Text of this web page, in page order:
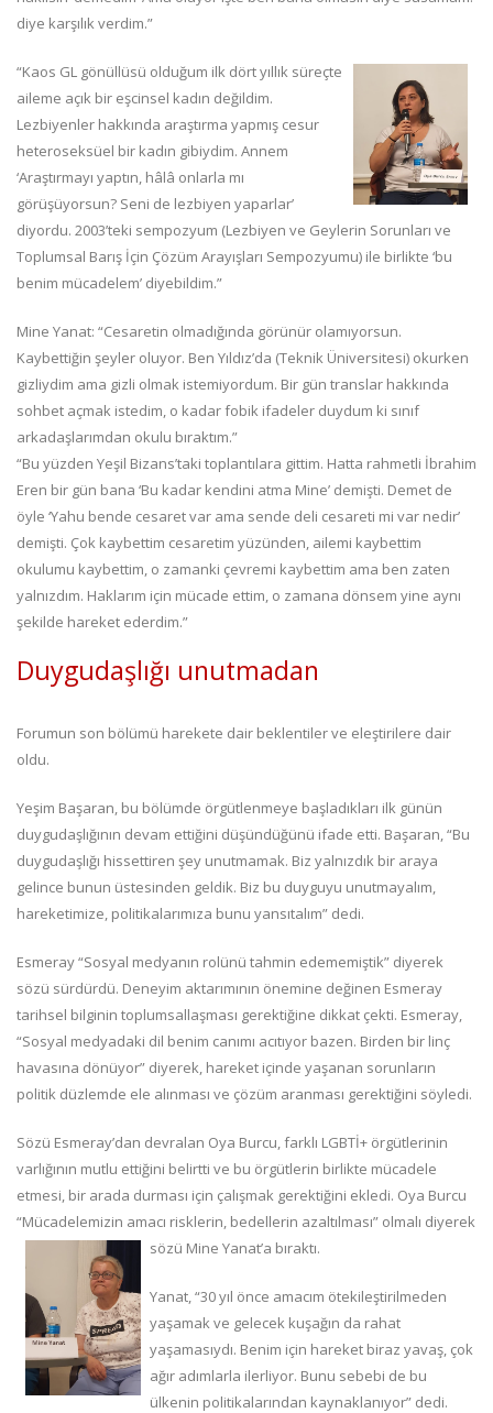
diye karşılık verdim.”
“Kaos GL gönüllüsü olduğum ilk dört yıllık süreçte
aileme açık bir eşcinsel kadın değildim.
Lezbiyenler hakkında araştırma yapmış cesur
heteroseksüel bir kadın gibiydim. Annem
‘Araştırmayı yaptın, hâlâ onlarla mı
görüşüyorsun? Seni de lezbiyen yaparlar’
diyordu. 2003’teki sempozyum (Lezbiyen ve Geylerin Sorunları ve
Toplumsal Barış İçin Çözüm Arayışları Sempozyumu) ile birlikte ‘bu
benim mücadelem’ diyebildim.”
Mine Yanat: “Cesaretin olmadığında görünür olamıyorsun.
Kaybettiğin şeyler oluyor. Ben Yıldız’da (Teknik Üniversitesi) okurken
gizliydim ama gizli olmak istemiyordum. Bir gün translar hakkında
sohbet açmak istedim, o kadar fobik ifadeler duydum ki sınıf
arkadaşlarımdan okulu bıraktım.”
“Bu yüzden Yeşil Bizans’taki toplantılara gittim. Hatta rahmetli İbrahim
Eren bir gün bana ‘Bu kadar kendini atma Mine’ demişti. Demet de
öyle ‘Yahu bende cesaret var ama sende deli cesareti mi var nedir’
demişti. Çok kaybettim cesaretim yüzünden, ailemi kaybettim
okulumu kaybettim, o zamanki çevremi kaybettim ama ben zaten
yalnızdım. Haklarım için mücade ettim, o zamana dönsem yine aynı
şekilde hareket ederdim.”
Duygudaşlığı unutmadan
Forumun son bölümü harekete dair beklentiler ve eleştirilere dair
oldu.
Yeşim Başaran, bu bölümde örgütlenmeye başladıkları ilk günün
duygudaşlığının devam ettiğini düşündüğünü ifade etti. Başaran, “Bu
duygudaşlığı hissettiren şey unutmamak. Biz yalnızdık bir araya
gelince bunun üstesinden geldik. Biz bu duyguyu unutmayalım,
hareketimize, politikalarımıza bunu yansıtalım” dedi.
Esmeray “Sosyal medyanın rolünü tahmin edememiştik” diyerek
sözü sürdürdü. Deneyim aktarımının önemine değinen Esmeray
tarihsel bilginin toplumsallaşması gerektiğine dikkat çekti. Esmeray,
“Sosyal medyadaki dil benim canımı acıtıyor bazen. Birden bir linç
havasına dönüyor” diyerek, hareket içinde yaşanan sorunların
politik düzlemde ele alınması ve çözüm aranması gerektiğini söyledi.
Sözü Esmeray’dan devralan Oya Burcu, farklı LGBTİ+ örgütlerinin
varlığının mutlu ettiğini belirtti ve bu örgütlerin birlikte mücadele
etmesi, bir arada durması için çalışmak gerektiğini ekledi. Oya Burcu
“Mücadelemizin amacı risklerin, bedellerin azaltılması” olmalı diyerek
sözü Mine Yanat’a bıraktı.
Yanat, “30 yıl önce amacım ötekileştirilmeden
yaşamak ve gelecek kuşağın da rahat
yaşamasıydı. Benim için hareket biraz yavaş, çok
ağır adımlarla ilerliyor. Bunu sebebi de bu
ülkenin politikalarından kaynaklanıyor” dedi.